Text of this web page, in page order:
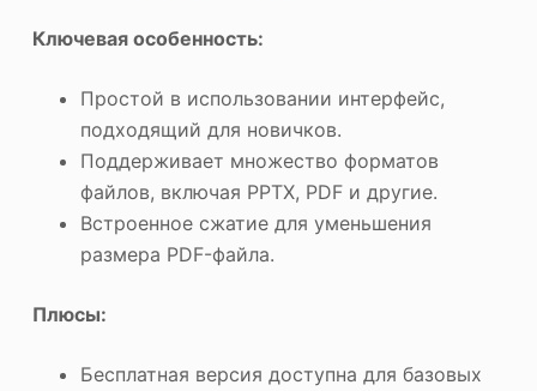
Ключевая особенность:
Простой в использовании интерфейс,
подходящий для новичков.
Поддерживает множество форматов
файлов, включая PPTX, PDF и другие.
Встроенное сжатие для уменьшения
размера PDF-файла.
Плюсы:
Бесплатная версия доступна для базовых